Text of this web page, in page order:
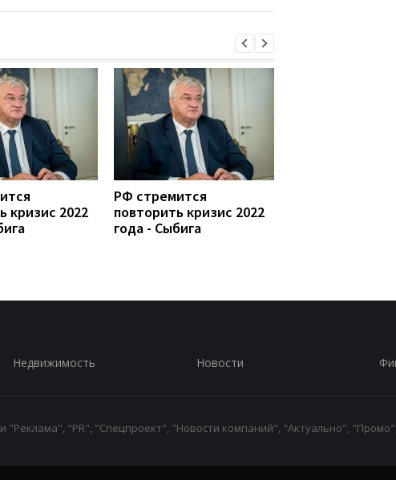
кризис 2022
РФ стремится
повторить кризис 2022
года - Сыбига
Недвижимость Новости
"PR", "Спецпроект", "Новости компаний", "Актуально",